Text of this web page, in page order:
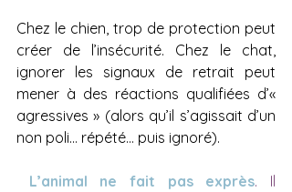
Chez le chien, trop de protection peut
créer de l’insécurité. Chez le chat,
ignorer les signaux de retrait peut
mener à des réactions qualifiées d’«
agressives » (alors qu’il s’agissait d’un
non poli… répété… puis ignoré).
L’animal ne fait pas exprès. Il